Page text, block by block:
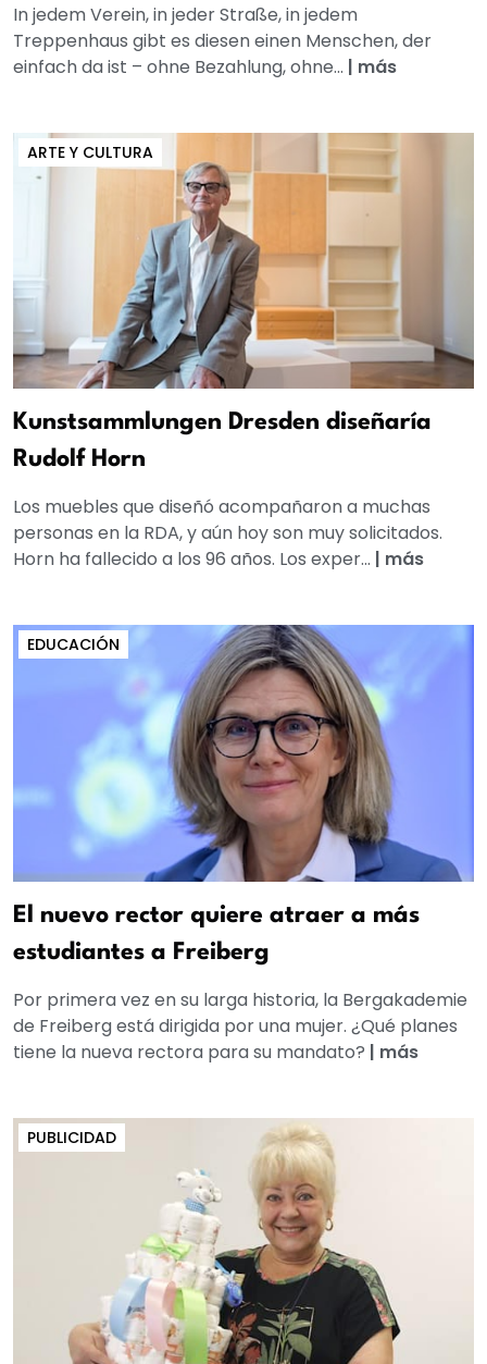
In jedem Verein, in jeder Straße, in jedem
Treppenhaus gibt es diesen einen Menschen, der
einfach da ist – ohne Bezahlung, ohne... | más
ARTE Y CULTURA
Kunstsammlungen Dresden diseñaría
Rudolf Horn
Los muebles que diseñó acompañaron a muchas
personas en la RDA, y aún hoy son muy solicitados.
Horn ha fallecido a los 96 años. Los exper... | más
EDUCACIÓN
El nuevo rector quiere atraer a más
estudiantes a Freiberg
Por primera vez en su larga historia, la Bergakademie
de Freiberg está dirigida por una mujer. ¿Qué planes
tiene la nueva rectora para su mandato? | más
PUBLICIDAD